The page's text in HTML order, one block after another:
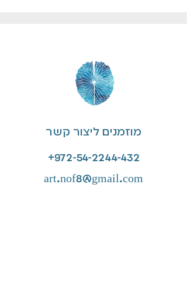
מוזמנים ליצור קשר
⁦+972-54-2244-432⁩
art.nof8@gmail.com